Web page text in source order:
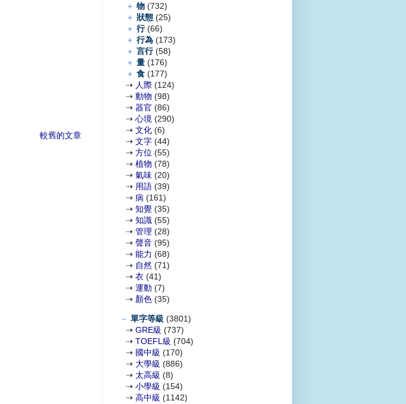
較舊的文章
＋ 物 (732)
＋ 狀態 (25)
＋ 行 (66)
＋ 行為 (173)
＋ 言行 (58)
＋ 量 (176)
＋ 食 (177)
⇢ 人際 (124)
⇢ 動物 (98)
⇢ 器官 (86)
⇢ 心境 (290)
⇢ 文化 (6)
⇢ 文字 (44)
⇢ 方位 (55)
⇢ 植物 (78)
⇢ 氣味 (20)
⇢ 用語 (39)
⇢ 病 (161)
⇢ 知覺 (35)
⇢ 知識 (55)
⇢ 管理 (28)
⇢ 聲音 (95)
⇢ 能力 (68)
⇢ 自然 (71)
⇢ 衣 (41)
⇢ 運動 (7)
⇢ 顏色 (35)
－ 單字等級 (3801)
⇢ GRE級 (737)
⇢ TOEFL級 (704)
⇢ 國中級 (170)
⇢ 大學級 (886)
⇢ 太高級 (8)
⇢ 小學級 (154)
⇢ 高中級 (1142)